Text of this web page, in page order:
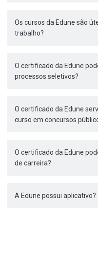
Os cursos da Edune são
trabalho?
O certificado da Edune
processos seletivos?
O certificado da Edune
curso em concursos
O certificado da Edune
de carreira?
A Edune possui aplicativo?